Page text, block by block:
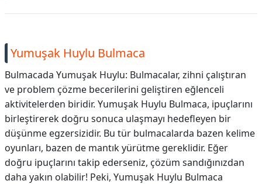
Yumuşak Huylu Bulmaca
Bulmacada Yumuşak Huylu: Bulmacalar, zihni çalıştıran
ve problem çözme becerilerini geliştiren eğlenceli
aktivitelerden biridir. Yumuşak Huylu Bulmaca, ipuçlarını
birleştirerek doğru sonuca ulaşmayı hedefleyen bir
düşünme egzersizidir. Bu tür bulmacalarda bazen kelime
oyunları, bazen de mantık yürütme gereklidir. Eğer
doğru ipuçlarını takip ederseniz, çözüm sandığınızdan
daha yakın olabilir! Peki, Yumuşak Huylu Bulmaca